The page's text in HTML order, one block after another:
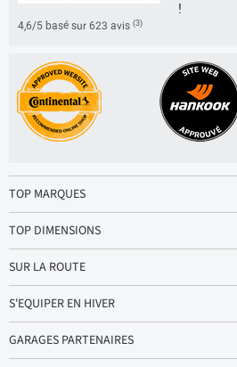
!
4,6/5 basé sur 623 avis (3)
TOP MARQUES
TOP DIMENSIONS
SUR LA ROUTE
S'EQUIPER EN HIVER
GARAGES PARTENAIRES